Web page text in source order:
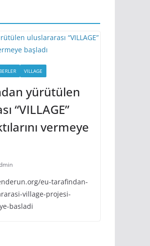
VILLAGE
yürütülen
“VILLAGE”
vermeye
eu-tarafindan-
village-projesi-
basladi